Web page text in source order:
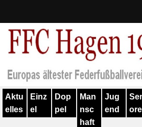
Termine
Verein
Geschichte
Aktu
elles
Einz
el
Dop
pel
Man
nsc
haft
Jug
end